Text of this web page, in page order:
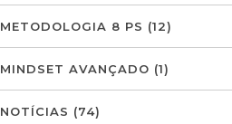
METODOLOGIA 8 PS (12)
MINDSET AVANÇADO (1)
NOTÍCIAS (74)